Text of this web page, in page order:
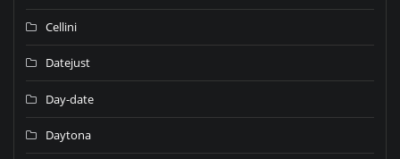
Cellini
Datejust
Day-date
Daytona